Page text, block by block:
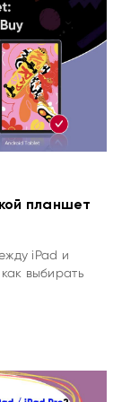
планшет
iPad и
выбирать